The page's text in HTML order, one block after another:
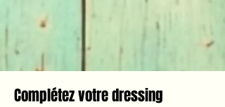
Complétez votre dressing